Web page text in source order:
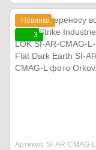
Новинка
3
Артикул: SI-AR-CMAG-L